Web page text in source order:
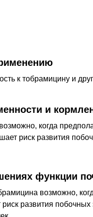
к тобрамицину и
и
когда
риск развития
функции
возможно,
развития